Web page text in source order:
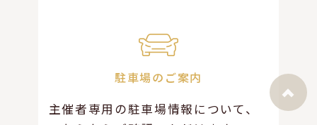
駐車場のご案内
主催者専用の駐車場情報について、